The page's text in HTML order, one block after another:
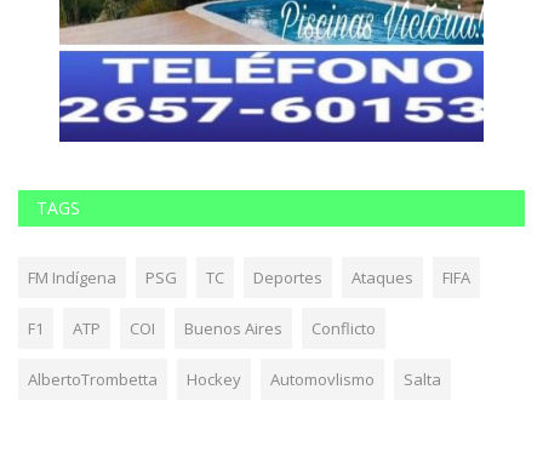
TAGS
FM Indígena PSG TC Deportes Ataques FIFA
F1 ATP COI Buenos Aires Conflicto
AlbertoTrombetta Hockey Automovlismo Salta